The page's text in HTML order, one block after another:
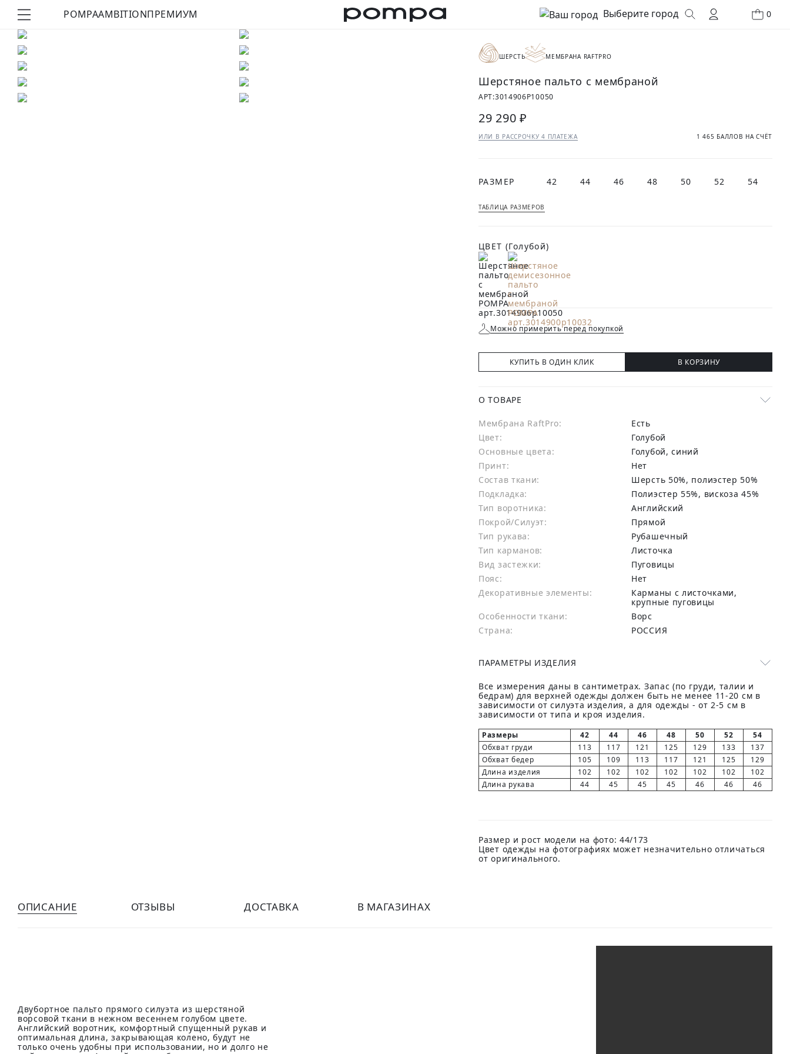
POMPAAMBITIONПРЕМИУМ Выберите город 0
ШЕРСТЬ МЕМБРАНА RAFTPRO
Шерстяное пальто с мембраной
АРТ:3014906P10050
29 290 ₽
ИЛИ В РАССРОЧКУ 4 ПЛАТЕЖА 1 465 БАЛЛОВ НА СЧЁТ
РАЗМЕР 42 44 46 48 50 52 54
ТАБЛИЦА РАЗМЕРОВ
ЦВЕТ (Голубой)
Можно примерить перед покупкой
КУПИТЬ В ОДИН КЛИК В КОРЗИНУ
О ТОВАРЕ
Мембрана RaftPro:
есть
Цвет:
Голубой
Основные цвета:
голубой, синий
Принт:
Нет
Состав ткани:
шерсть 50%, полиэстер 50%
Подкладка:
Полиэстер 55%, вискоза 45%
Тип воротника:
Английский
Покрой/Силуэт:
Прямой
Тип рукава:
Рубашечный
Тип карманов:
Листочка
Вид застежки:
Пуговицы
Пояс:
Нет
Декоративные элементы:
Карманы с листочками,
крупные пуговицы
Особенности ткани:
Ворс
Страна:
РОССИЯ
ПАРАМЕТРЫ ИЗДЕЛИЯ
Все измерения даны в сантиметрах. Запас (по груди, талии и
бедрам) для верхней одежды должен быть не менее 11-20 см в
зависимости от силуэта изделия, а для одежды - от 2-5 см в
зависимости от типа и кроя изделия.
Размеры 42 44 46 48 50 52
54
Обхват груди
113 117 121 125 129 133
137
Обхват бедер
105 109 113 117 121 125
129
Длина изделия
102 102 102 102 102 102
102
Длина рукава
44 45 45 45 46 46 46
Размер и рост модели на фото: 44/173
Цвет одежды на фотографиях может незначительно отличаться
от оригинального.
ОПИСАНИЕ ОТЗЫВЫ ДОСТАВКА В МАГАЗИНАХ
Двубортное пальто прямого силуэта из шерстяной
ворсовой ткани в нежном весеннем голубом цвете.
Английский воротник, комфортный спущенный рукав и
оптимальная длина, закрывающая колено, будут не
только очень удобны при использовании, но и долго не